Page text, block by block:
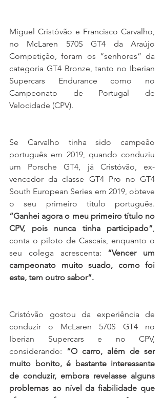
Miguel Cristóvão e Francisco Carvalho,
no McLaren 570S GT4 da Araújo
Competição, foram os “senhores” da
categoria GT4 Bronze, tanto no Iberian
Supercars Endurance como no
Campeonato de Portugal de
Velocidade (CPV).
Se Carvalho tinha sido campeão
português em 2019, quando conduziu
um Porsche GT4, já Cristóvão, ex-
vencedor da classe GT4 Pro no GT4
South European Series em 2019, obteve
“Ganhei agora o meu primeiro título no
CPV, pois nunca tinha participado”,
conta o piloto de Cascais, enquanto o
seu colega acrescenta: “Vencer um
campeonato muito suado, como foi
este, tem outro sabor”.
Cristóvão gostou da experiência de
conduzir o McLaren 570S GT4 no
Iberian Supercars e no CPV,
considerando: “O carro, além de ser
muito bonito, é bastante interessante
de conduzir, embora revelasse alguns
problemas ao nível da fiabilidade que